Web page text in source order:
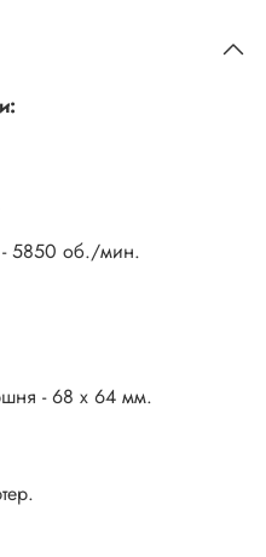
- 5850 об./мин.
- 68 x 64 мм.